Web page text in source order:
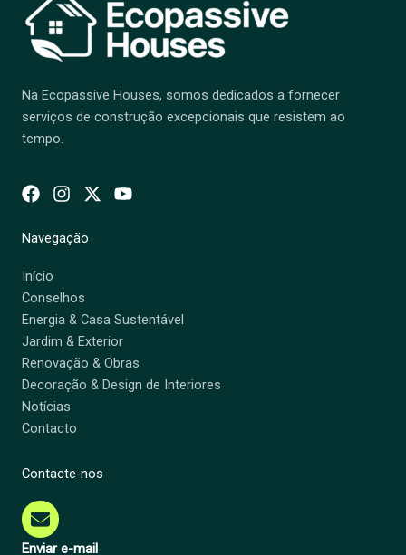
Na Ecopassive Houses, somos dedicados a fornecer
serviços de construção excepcionais que resistem ao
tempo.
Navegação
Início
Conselhos
Energia & Casa Sustentável
Jardim & Exterior
Renovação & Obras
Decoração & Design de Interiores
Notícias
Contacto
Contacte-nos
Enviar e-mail